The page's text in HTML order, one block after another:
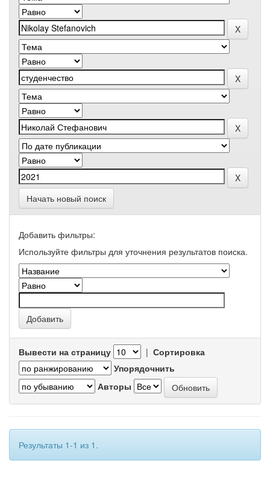
Начать новый поиск
Добавить фильтры:
Используйте фильтры для уточнения результатов поиска.
Вывести на страницу | Сортировка
Упорядочнить
Авторы
Результаты 1-1 из 1.